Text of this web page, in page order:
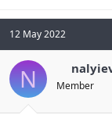
12 May 2022
N Member